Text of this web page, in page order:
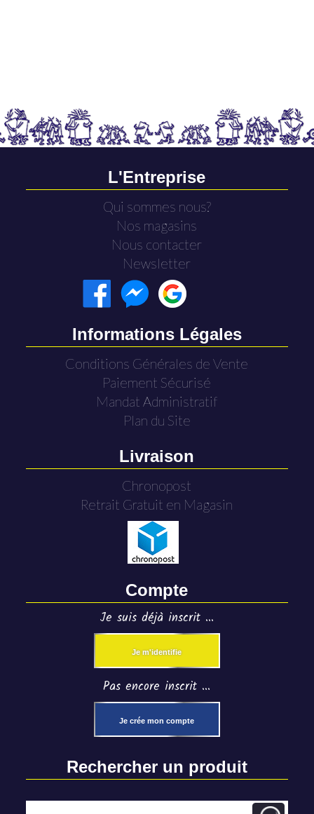
L'Entreprise
Qui sommes nous?
Nos magasins
Nous contacter
Newsletter
Informations Légales
Conditions Générales de Vente
Paiement Sécurisé
Mandat Administratif
Plan du Site
Livraison
Chronopost
Retrait Gratuit en Magasin
Compte
Je suis déjà inscrit ...
Je m'identifie
Pas encore inscrit ...
Je crée mon compte
Rechercher un produit